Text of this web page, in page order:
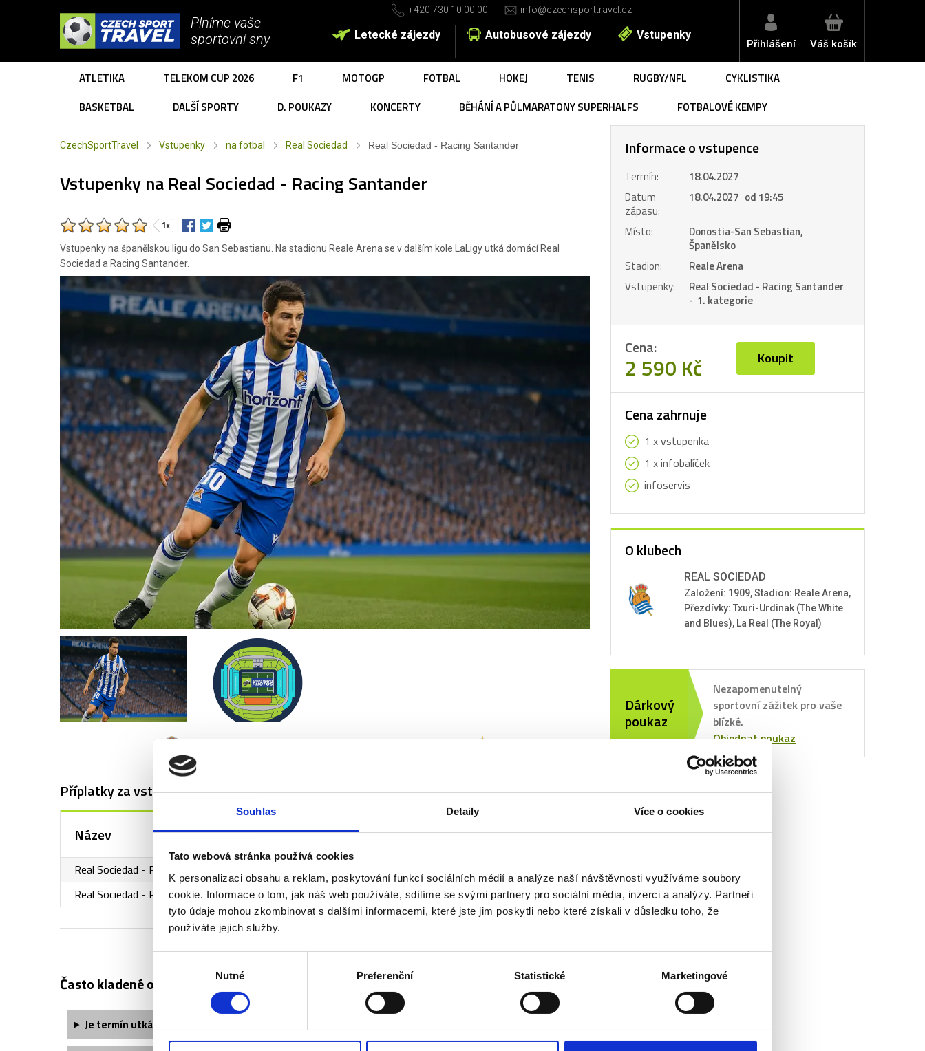
Souhlas Detaily Více o cookies
Tato webová stránka používá cookies
K personalizaci obsahu a reklam, poskytování funkcí sociálních médií a analýze naší návštěvnosti využíváme soubory
cookie. Informace o tom, jak náš web používáte, sdílíme se svými partnery pro sociální média, inzerci a analýzy. Partneři
tyto údaje mohou zkombinovat s dalšími informacemi, které jste jim poskytli nebo které získali v důsledku toho, že
používáte jejich služby.
Nutné Preferenční Statistické Marketingové
Plníme vaše
sportovní sny
+420 730 10 00 00 info@czechsporttravel.cz
Letecké zájezdy Autobusové zájezdy Vstupenky
Přihlášení Váš košík
ATLETIKA TELEKOM CUP 2026 F1 MOTOGP FOTBAL HOKEJ TENIS RUGBY/NFL
CYKLISTIKA
BASKETBAL
DALŠÍ SPORTY D. POUKAZY KONCERTY BĚHÁNÍ A PŮLMARATONY SUPERHALFS FOTBALOVÉ KEMPY
CzechSportTravel Vstupenky na fotbal Real Sociedad Real Sociedad - Racing Santander
Vstupenky na Real Sociedad - Racing Santander
1x
Vstupenky na španělskou ligu do San Sebastianu. Na stadionu Reale Arena se v dalším kole LaLigy utká domácí Real
Sociedad a Racing Santander.
REAL SOCIEDAD - RACING SANTANDER
Příplatky za vstupenky vyšší kategorie
Název Příplatek
Real Sociedad - Racing Santander - 1. kategorie Premium
Real Sociedad - Racing Santander - 1. kategorie
+0 Kč
Často kladené otázky:
Je termín utkání finálně potvrzený?
Informace o vstupence
Termín:
18.04.2027
Datum
zápasu:
18.04.2027 od 19:45
Místo:
Donostia-San Sebastian,
Španělsko
Stadion:
Reale Arena
Vstupenky:
Real Sociedad - Racing Santander
- 1. kategorie
Cena:
2 590 Kč Koupit
Cena zahrnuje
1 x vstupenka
1 x infobalíček
infoservis
O klubech
REAL SOCIEDAD
Založení: 1909, Stadion: Reale Arena,
Přezdívky: Txuri-Urdinak (The White
and Blues), La Real (The Royal)
Dárkový
poukaz
Nezapomenutelný
sportovní zážitek pro vaše
blízké.
Objednat poukaz